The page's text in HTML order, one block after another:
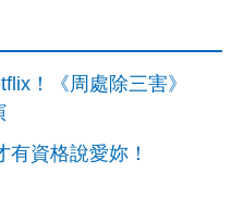
！《周處除三害》
資格說愛妳！